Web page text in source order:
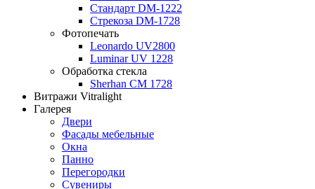
Стандарт DM-1222
Стрекоза DM-1728
Фотопечать
Leonardo UV2800
Luminar UV 1228
Обработка стекла
Sherhan CM 1728
Витражи Vitralight
Галерея
Двери
Фасады мебельные
Окна
Панно
Перегородки
Сувениры